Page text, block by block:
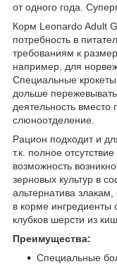
от одного года.
Корм Leonardo Adult
потребность в
требованиям к
например, для
Специальные
дольше
деятельность вместо
слюноотделение.
Рацион подходит и
т.к. полное
возможность
зерновых культур в
альтернатива
в корме
клубков шерсти из
Преимущества:
Специальные